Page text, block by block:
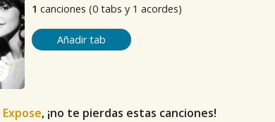
1 canciones (0 tabs y 1 acordes)
Añadir tab
Expose, ¡no te pierdas estas canciones!